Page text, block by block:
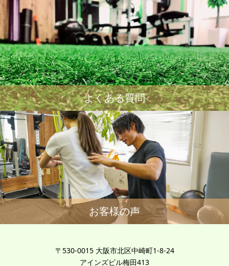
よくある質問
お客様の声
〒530-0015 大阪市北区中崎町1-8-24
アインズビル梅田413